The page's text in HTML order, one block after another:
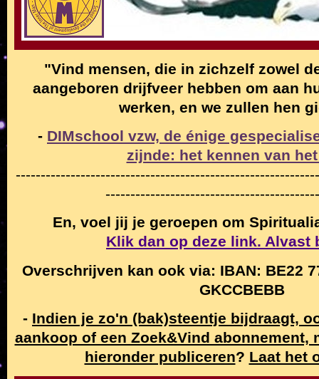
"Vind mensen, die in zichzelf zowel
aangeboren drijfveer hebben om aan
werken, en we zullen hen
- DIMschool vzw, de énige
zijnde: het kennen van
En, voel jij je geroepen om
Klik dan op deze link. Alvast
Overschrijven kan ook via: IBAN: BE22
GKCCBEBB
- Indien je zo'n (bak)steentje bijdraagt,
aankoop of een Zoek&Vind abonnement,
hieronder publiceren? Laat het